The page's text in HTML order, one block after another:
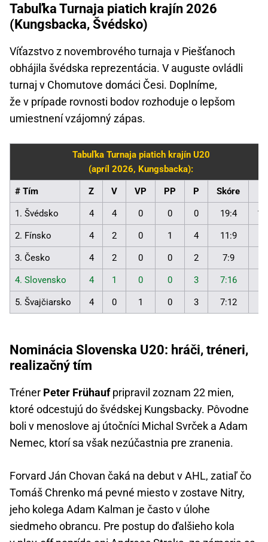
Tabuľka Turnaja piatich krajín 2026
(Kungsbacka, Švédsko)
Víťazstvo z novembrového turnaja v Piešťanoch
obhájila švédska reprezentácia. V auguste ovládli
turnaj v Chomutove domáci Česi. Doplníme,
že v prípade rovnosti bodov rozhoduje o lepšom
umiestnení vzájomný zápas.
Tabuľka Turnaja piatich krajín U20
(apríl 2026, Kungsbacka):
# Tím Z V VP PP P Skóre
1. Švédsko 4 4 0 0 0 19:4 12
2. Fínsko 4 2 0 1 4 11:9
3. Česko 4 2 0 0 2 7:9
4. Slovensko 4 1 0 0 3 7:16
5. Švajčiarsko 4 0 1 0 3 7:12
Nominácia Slovenska U20: hráči, tréneri,
realizačný tím
Tréner Peter Frühaufpripravil zoznam 22 mien,
ktoré odcestujú do švédskej Kungsbacky. Pôvodne
boli v menoslove aj útočníci Michal Svrček a Adam
Nemec, ktorí sa však nezúčastnia pre zranenia.
Forvard Ján Chovan čaká na debut v AHL, zatiaľ čo
Tomáš Chrenko má pevné miesto v zostave Nitry,
jeho kolega Adam Kalman je často v úlohe
siedmeho obrancu. Pre postup do ďalšieho kola